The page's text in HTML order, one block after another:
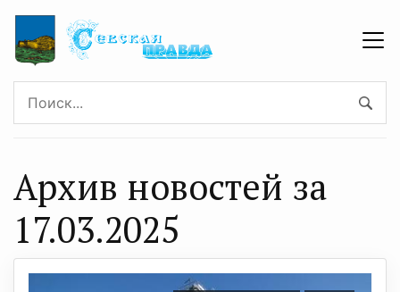
Архив новостей за
17.03.2025